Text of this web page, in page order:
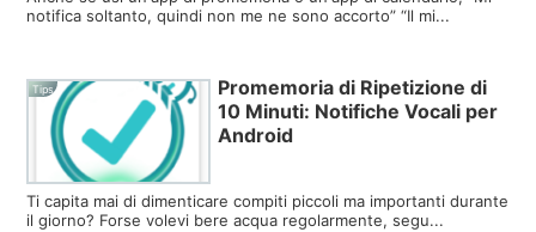
notifica soltanto, quindi non me ne sono accorto” “Il mi...
Tips
Promemoria di Ripetizione di
10 Minuti: Notifiche Vocali per
Android
Ti capita mai di dimenticare compiti piccoli ma importanti durante
il giorno? Forse volevi bere acqua regolarmente, segu...